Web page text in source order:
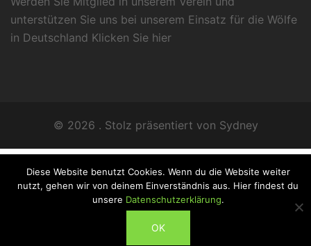
unterstützen Sie uns bei unserem Einsatz für die Wölfe
in Deutschland Klicken Sie hier
© 2026 . Stolz präsentiert von Sydney
Diese Website benutzt Cookies. Wenn du die Website weiter
nutzt, gehen wir von deinem Einverständnis aus. Hier findest du
unsere Datenschutzerklärung.
OK